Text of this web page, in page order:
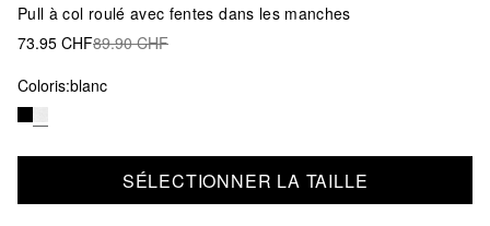
Pull à col roulé avec fentes dans les manches
73.95 CHF89.90 CHF
Coloris:blanc
SÉLECTIONNER LA TAILLE